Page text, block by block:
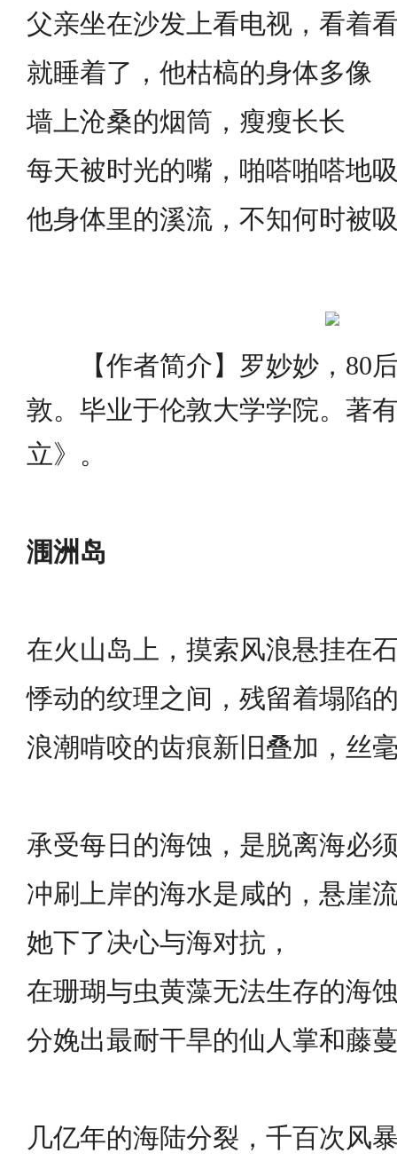
父亲坐在沙发上看电视，看着
就睡着了，他枯槁的身体多像
墙上沧桑的烟筒，瘦瘦长长
每天被时光的嘴，啪嗒啪嗒地
他身体里的溪流，不知何时被
【作者简介】罗妙妙，80
敦。毕业于伦敦大学学院。著
立》。
涠洲岛
在火山岛上，摸索风浪悬挂在
悸动的纹理之间，残留着塌陷
浪潮啃咬的齿痕新旧叠加，丝
承受每日的海蚀，是脱离海必
冲刷上岸的海水是咸的，悬崖
她下了决心与海对抗，
在珊瑚与虫黄藻无法生存的海
分娩出最耐干旱的仙人掌和藤
几亿年的海陆分裂，千百次风